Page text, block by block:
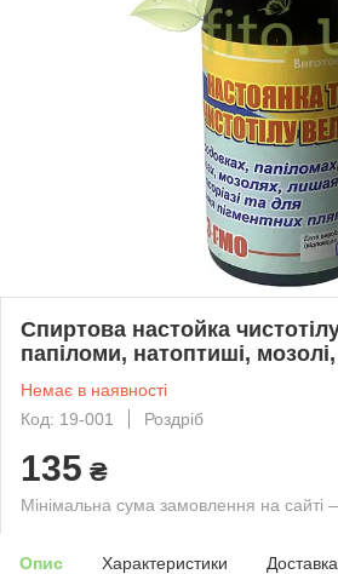
Спиртова настойка
папіломи, натоптиші,
Немає в наявності
Код: 19-001
Роздріб
135 ₴
Мінімальна сума замовлення на сайті
Опис Характеристики Доставка